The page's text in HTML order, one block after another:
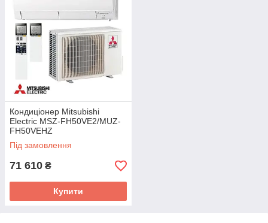
Кондиціонер Mitsubishi
Electric MSZ-FH50VE2/MUZ-
FH50VEHZ
Під замовлення
71 610 ₴
Купити